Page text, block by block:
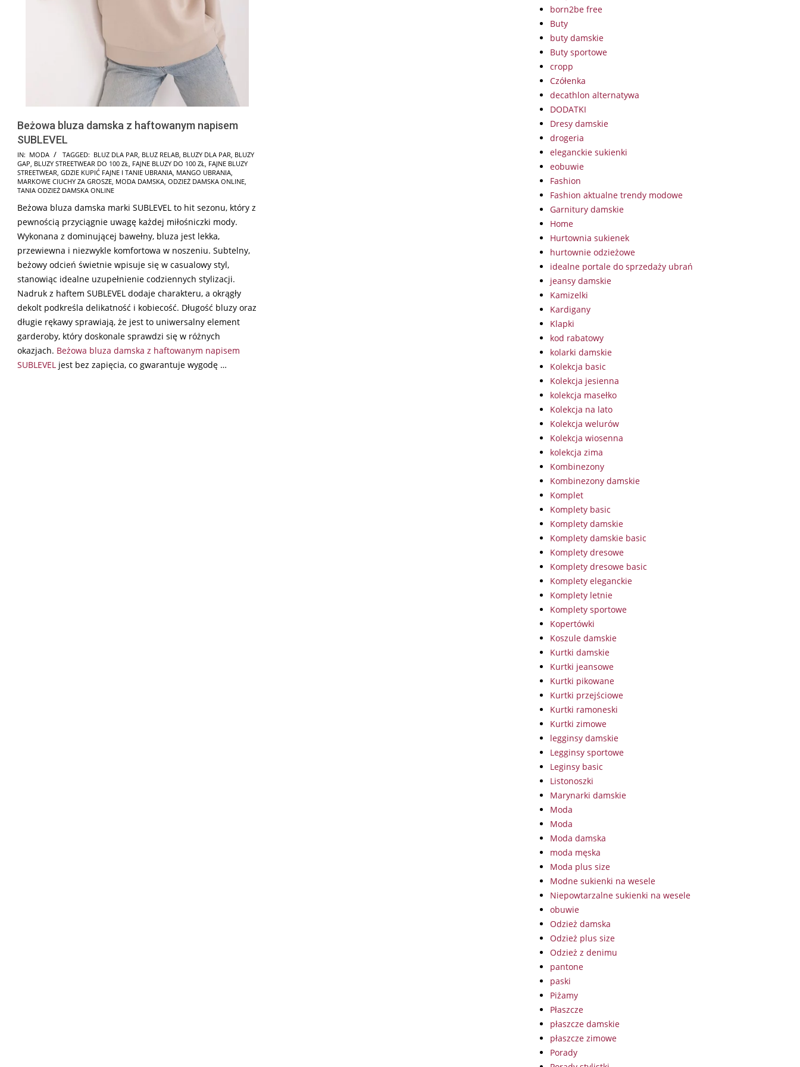
Beżowa bluza damska z haftowanym napisem
SUBLEVEL
2024-
09-
12
IN: MODA TAGGED: BLUZ DLA PAR BLUZ RELAB BLUZY DLA PAR BLUZY
GAP BLUZY STREETWEAR DO 100 ZŁ FAJNE BLUZY DO 100 ZŁ FAJNE BLUZY
STREETWEAR GDZIE KUPIĆ FAJNE I TANIE UBRANIA MANGO UBRANIA
MARKOWE CIUCHY ZA GROSZE MODA DAMSKA ODZIEŻ DAMSKA ONLINE
TANIA ODZIEŻ DAMSKA ONLINE
Beżowa bluza damska marki SUBLEVEL to hit sezonu, który z
pewnością przyciągnie uwagę każdej miłośniczki mody.
Wykonana z dominującej bawełny, bluza jest lekka,
przewiewna i niezwykle komfortowa w noszeniu. Subtelny,
beżowy odcień świetnie wpisuje się w casualowy styl,
stanowiąc idealne uzupełnienie codziennych stylizacji.
Nadruk z haftem SUBLEVEL dodaje charakteru, a okrągły
dekolt podkreśla delikatność i kobiecość. Długość bluzy oraz
długie rękawy sprawiają, że jest to uniwersalny element
garderoby, który doskonale sprawdzi się w różnych
okazjach. Beżowa bluza damska z haftowanym napisem
SUBLEVEL jest bez zapięcia, co gwarantuje wygodę …
born2be free
Buty
buty damskie
Buty sportowe
cropp
Czółenka
decathlon alternatywa
DODATKI
Dresy damskie
drogeria
eleganckie sukienki
eobuwie
Fashion
Fashion aktualne trendy modowe
Garnitury damskie
Home
Hurtownia sukienek
hurtownie odzieżowe
idealne portale do sprzedaży ubrań
jeansy damskie
Kamizelki
Kardigany
Klapki
kod rabatowy
kolarki damskie
Kolekcja basic
Kolekcja jesienna
kolekcja masełko
Kolekcja na lato
Kolekcja welurów
Kolekcja wiosenna
kolekcja zima
Kombinezony
Kombinezony damskie
Komplet
Komplety basic
Komplety damskie
Komplety damskie basic
Komplety dresowe
Komplety dresowe basic
Komplety eleganckie
Komplety letnie
Komplety sportowe
Kopertówki
Koszule damskie
Kurtki damskie
Kurtki jeansowe
Kurtki pikowane
Kurtki przejściowe
Kurtki ramoneski
Kurtki zimowe
legginsy damskie
Legginsy sportowe
Leginsy basic
Listonoszki
Marynarki damskie
Moda
Moda
Moda damska
moda męska
Moda plus size
Modne sukienki na wesele
Niepowtarzalne sukienki na wesele
obuwie
Odzież damska
Odzież plus size
Odzież z denimu
pantone
paski
Piżamy
Płaszcze
płaszcze damskie
płaszcze zimowe
Porady